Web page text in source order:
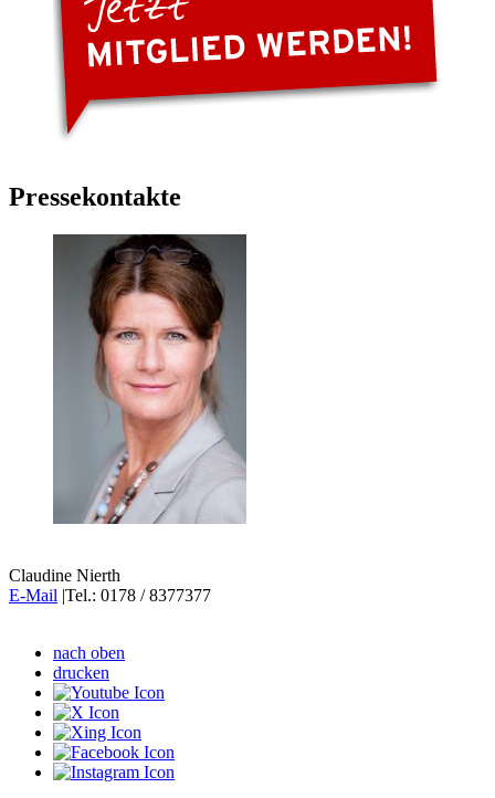
Pressekontakte
Claudine Nierth
E-Mail |Tel.: 0178 / 8377377
nach oben
drucken